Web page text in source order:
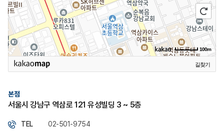
100m
길찾기
본점
서울시 강남구 역삼로 121 유성빌딩 3 ~ 5층
TEL 02-501-9754